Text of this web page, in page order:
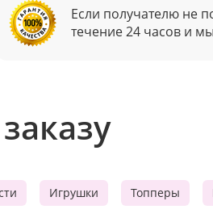
Если получателю не
течение 24 часов и
Игрушки Топперы